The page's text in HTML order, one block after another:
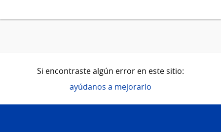
Si encontraste algún error en este sitio:
ayúdanos a mejorarlo